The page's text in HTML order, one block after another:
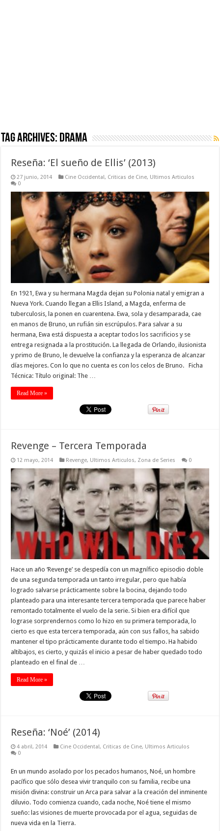
Tag Archives: Drama
Reseña: ‘El sueño de Ellis’ (2013)
27 junio, 2014 Cine Occidental, Criticas de Cine, Ultimos Articulos
0
En 1921, Ewa y su hermana Magda dejan su Polonia natal y emigran a
Nueva York. Cuando llegan a Ellis Island, a Magda, enferma de
tuberculosis, la ponen en cuarentena. Ewa, sola y desamparada, cae
en manos de Bruno, un rufián sin escrúpulos. Para salvar a su
hermana, Ewa está dispuesta a aceptar todos los sacrificios y se
entrega resignada a la prostitución. La llegada de Orlando, ilusionista
y primo de Bruno, le devuelve la confianza y la esperanza de alcanzar
días mejores. Con lo que no cuenta es con los celos de Bruno. Ficha
Técnica: Título original: The …
Read More »
Revenge – Tercera Temporada
12 mayo, 2014 Revenge, Ultimos Articulos, Zona de Series 0
Hace un año ‘Revenge’ se despedía con un magnífico episodio doble
de una segunda temporada un tanto irregular, pero que había
logrado salvarse prácticamente sobre la bocina, dejando todo
planteado para una interesante tercera temporada que parece haber
remontado totalmente el vuelo de la serie. Si bien era difícil que
lograse sorprendernos como lo hizo en su primera temporada, lo
cierto es que esta tercera temporada, aún con sus fallos, ha sabido
mantener el tipo prácticamente durante todo el tiempo. Ha habido
altibajos, es cierto, y quizás el inicio a pesar de haber quedado todo
planteado en el final de …
Read More »
Reseña: ‘Noé’ (2014)
4 abril, 2014 Cine Occidental, Criticas de Cine, Ultimos Articulos
0
En un mundo asolado por los pecados humanos, Noé, un hombre
pacífico que sólo desea vivir tranquilo con su familia, recibe una
misión divina: construir un Arca para salvar a la creación del inminente
diluvio. Todo comienza cuando, cada noche, Noé tiene el mismo
sueño: las visiones de muerte provocada por el agua, seguidas de
nueva vida en la Tierra.